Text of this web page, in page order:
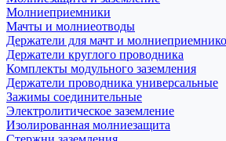
Молниеприемники
Мачты и молниеотводы
Держатели для мачт и
Держатели круглого проводника
Комплекты модульного заземления
Держатели проводника универсальные
Зажимы соединительные
Электролитическое заземление
Изолированная молниезащита